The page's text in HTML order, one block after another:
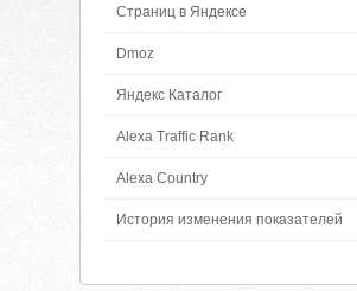
Страниц в Яндексе
Dmoz
Яндекс Каталог
Alexa Traffic Rank
Alexa Country
История изменения показателей